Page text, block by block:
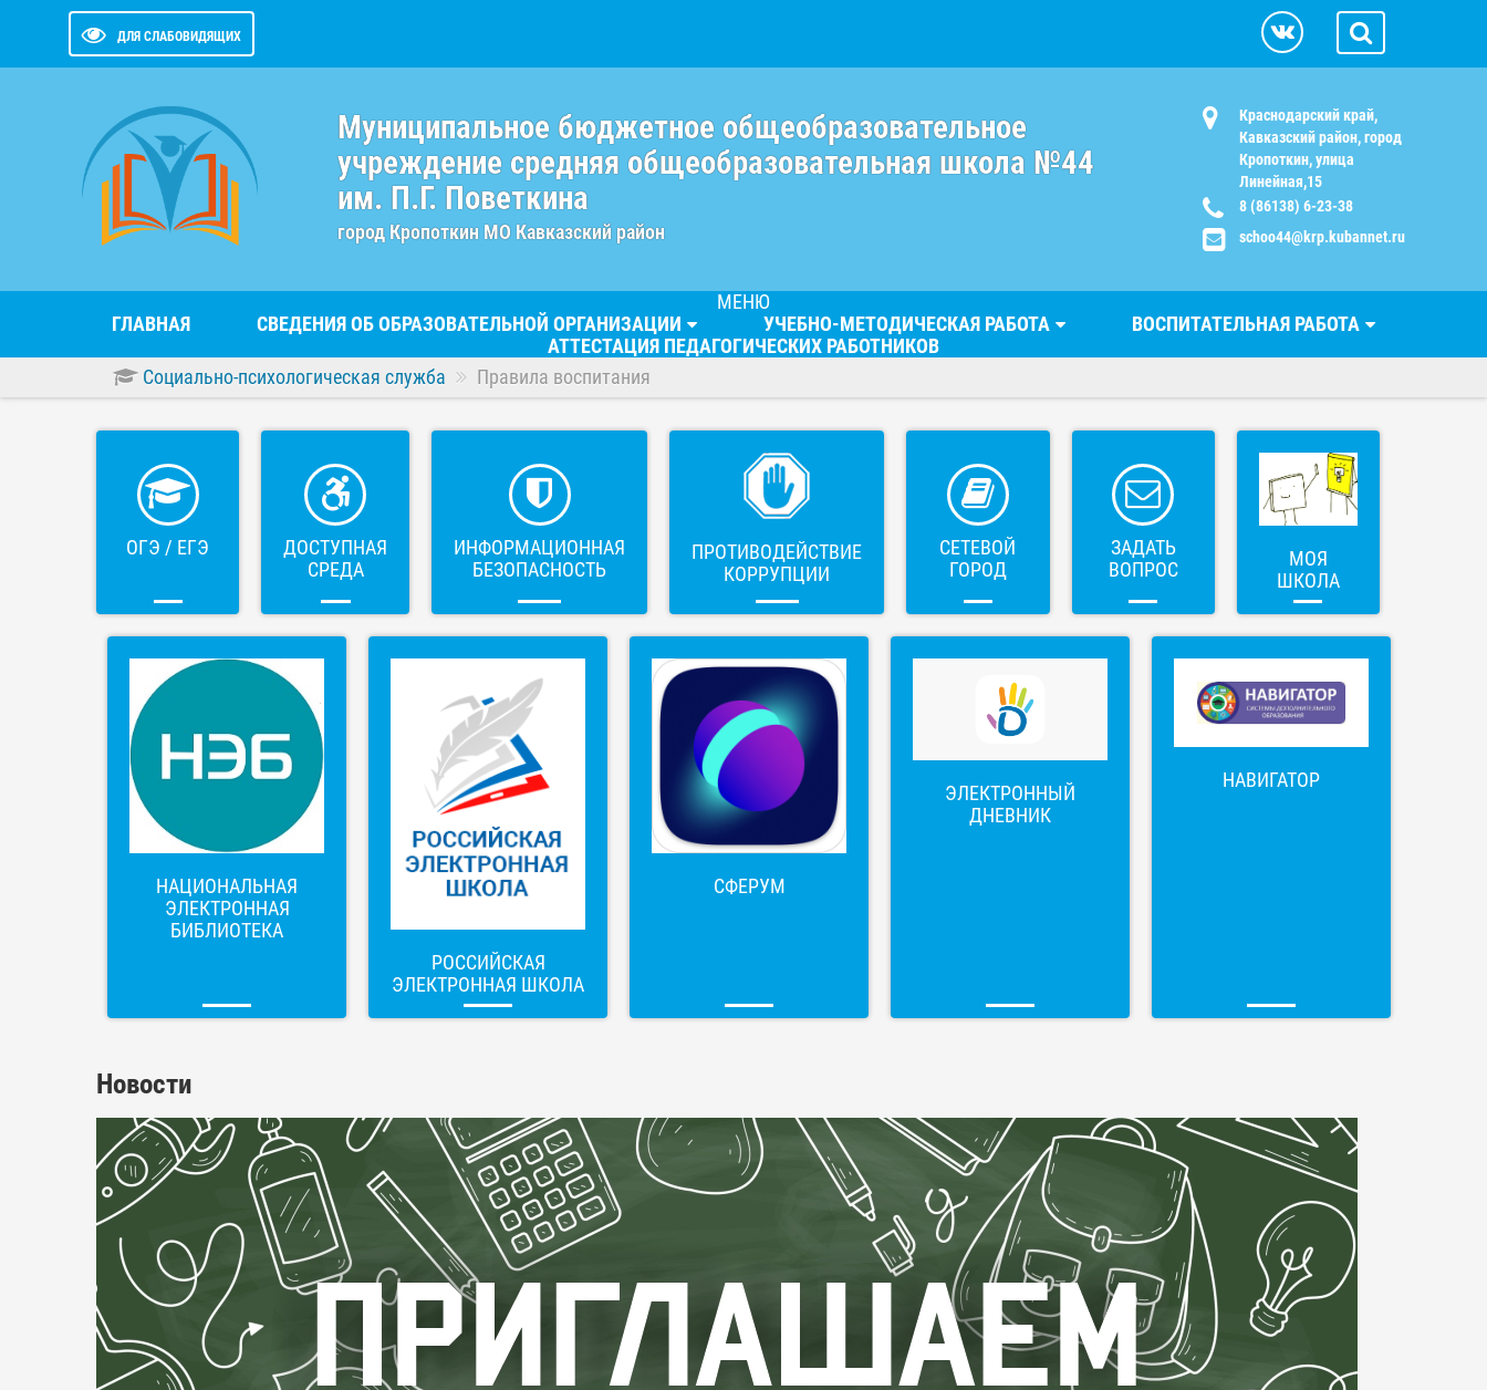
ДЛЯ СЛАБОВИДЯЩИХ
Муниципальное бюджетное общеобразовательное
учреждение средняя общеобразовательная школа №44
им. П.Г. Поветкина
город Кропоткин МО Кавказский район
Краснодарский край,
Кавказский район, город
Кропоткин, улица
Линейная,15
8 (86138) 6-23-38
schoo44@krp.kubannet.ru
МЕНЮ
ГЛАВНАЯ
СВЕДЕНИЯ ОБ ОБРАЗОВАТЕЛЬНОЙ ОРГАНИЗАЦИИ УЧЕБНО-МЕТОДИЧЕСКАЯ РАБОТА
ВОСПИТАТЕЛЬНАЯ РАБОТА
АТТЕСТАЦИЯ ПЕДАГОГИЧЕСКИХ РАБОТНИКОВ
Социально-психологическая служба
Правила воспитания
ОГЭ / ЕГЭ
ДОСТУПНАЯ
СРЕДА
ИНФОРМАЦИОННАЯ
БЕЗОПАСНОСТЬ
ПРОТИВОДЕЙСТВИЕ
КОРРУПЦИИ
СЕТЕВОЙ
ГОРОД
ЗАДАТЬ
ВОПРОС
МОЯ
ШКОЛА
НАЦИОНАЛЬНАЯ
ЭЛЕКТРОННАЯ
БИБЛИОТЕКА
РОССИЙСКАЯ
ЭЛЕКТРОННАЯ ШКОЛА
СФЕРУМ
ЭЛЕКТРОННЫЙ
ДНЕВНИК
НАВИГАТОР
Новости